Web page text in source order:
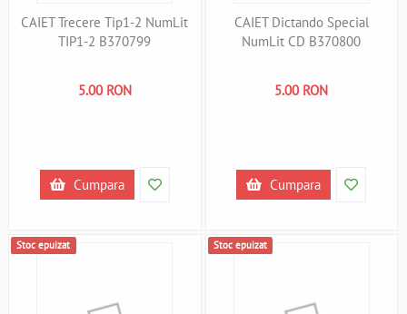
CAIET Trecere Tip1-2 NumLit
TIP1-2 B370799
5.00 RON
Cumpara
CAIET Dictando Special
NumLit CD B370800
5.00 RON
Cumpara
Stoc epuizat Stoc epuizat